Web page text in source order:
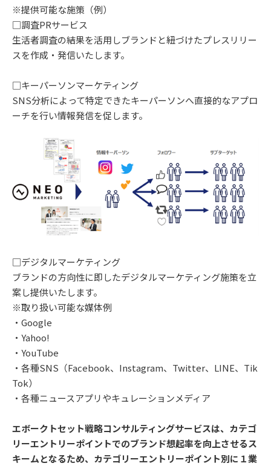
※提供可能な施策（例）
□調査PRサービス
生活者調査の結果を活用しブランドと紐づけたプレスリリー
スを作成・発信いたします。
□キーパーソンマーケティング
SNS分析によって特定できたキーパーソンへ直接的なアプロ
ーチを行い情報発信を促します。
□デジタルマーケティング
ブランドの方向性に即したデジタルマーケティング施策を立
案し提供いたします。
※取り扱い可能な媒体例
・Google
・Yahoo!
・YouTube
・各種SNS（Facebook、Instagram、Twitter、LINE、Tik
Tok）
・各種ニュースアプリやキュレーションメディア
エボークトセット戦略コンサルティングサービスは、カテゴ
リーエントリーポイントでのブランド想起率を向上させるス
キームとなるため、カテゴリーエントリーポイント別に１業